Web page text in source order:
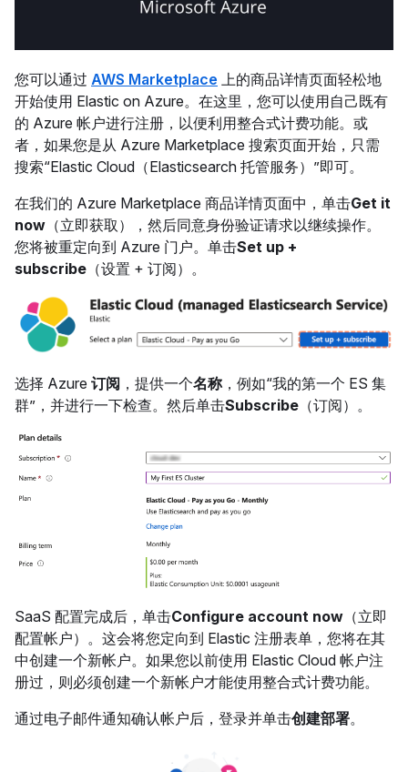
您可以通过 AWS Marketplace 上的商品详情页面轻松地
开始使用 Elastic on Azure。在这里，您可以使用自己既有
的 Azure 帐户进行注册，以便利用整合式计费功能。或
者，如果您是从 Azure Marketplace 搜索页面开始，只需
搜索“Elastic Cloud（Elasticsearch 托管服务）”即可。
在我们的 Azure Marketplace 商品详情页面中，单击Get it
now （立即获取），然后同意身份验证请求以继续操作。
您将被重定向到 Azure 门户。单击Set up +
subscribe （设置 + 订阅）。
选择 Azure 订阅 ，提供一个名称，例如“我的第一个 ES 集
群”，并进行一下检查。然后单击Subscribe （订阅）。
SaaS 配置完成后，单击Configure account now （立即
配置帐户）。这会将您定向到 Elastic 注册表单，您将在其
中创建一个新帐户。如果您以前使用 Elastic Cloud 帐户注
册过，则必须创建一个新帐户才能使用整合式计费功能。
通过电子邮件通知确认帐户后，登录并单击创建部署。